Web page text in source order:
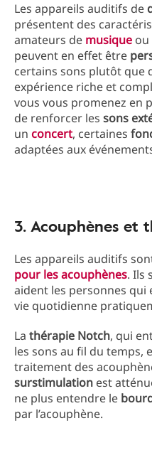
Les appareils auditifs de
présentent des
amateurs de musique ou
peuvent en effet être
certains sons plutôt que
expérience riche et
vous vous promenez en
de renforcer les sons
un concert, certaines
adaptées aux
3. Acouphènes et
Les appareils auditifs
pour les acouphènes. Ils
aident les personnes
vie quotidienne
La thérapie Notch, qui
les sons au fil du temps,
traitement des
surstimulation est
ne plus entendre le
par l’acouphène.